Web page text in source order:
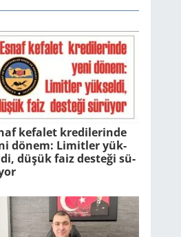
ke­fa­let kre­di­le­rin­de
dönem: Li­mit­ler yük­
düşük faiz des­te­ği sü­